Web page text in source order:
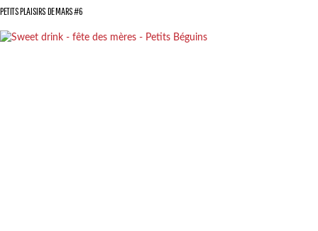
PETITS PLAISIRS DE MARS #6